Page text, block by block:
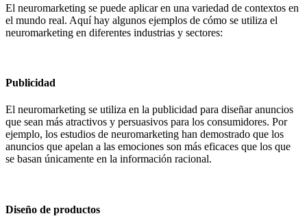
El neuromarketing se puede aplicar en una variedad de contextos en
el mundo real. Aquí hay algunos ejemplos de cómo se utiliza el
neuromarketing en diferentes industrias y sectores:
Publicidad
El neuromarketing se utiliza en la publicidad para diseñar anuncios
que sean más atractivos y persuasivos para los consumidores. Por
ejemplo, los estudios de neuromarketing han demostrado que los
anuncios que apelan a las emociones son más eficaces que los que
se basan únicamente en la información racional.
Diseño de productos